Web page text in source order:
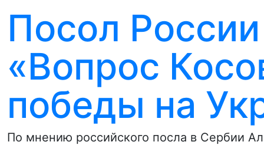
Посол
«Вопрос
победы на
По мнению российского посла в Сербии